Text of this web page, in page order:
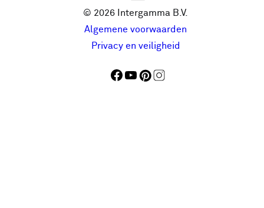
© 2026 Intergamma B.V.
Algemene voorwaarden
Privacy en veiligheid